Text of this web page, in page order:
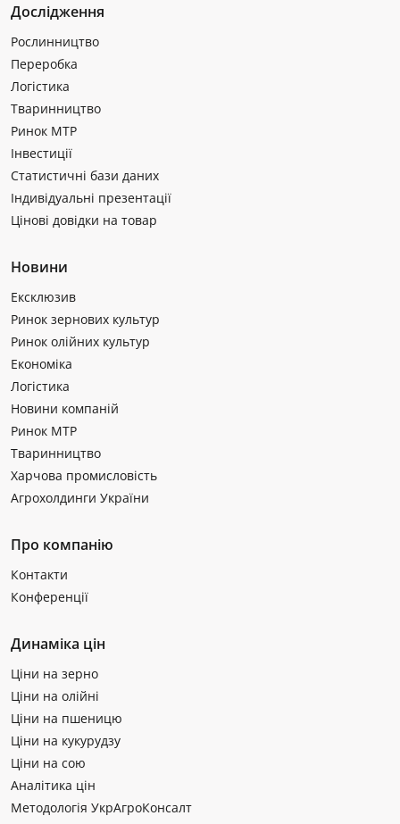
Дослідження
Рослинництво
Переробка
Логістика
Тваринництво
Ринок МТР
Інвестиції
Статистичні бази даних
Індивідуальні презентації
Цінові довідки на товар
Новини
Ексклюзив
Ринок зернових культур
Ринок олійних культур
Економіка
Логістика
Новини компаній
Ринок МТР
Тваринництво
Харчова промисловість
Агрохолдинги України
Про компанію
Контакти
Конференції
Динаміка цін
Ціни на зерно
Ціни на олійні
Ціни на пшеницю
Ціни на кукурудзу
Ціни на сою
Аналітика цін
Методологія УкрАгроКонсалт